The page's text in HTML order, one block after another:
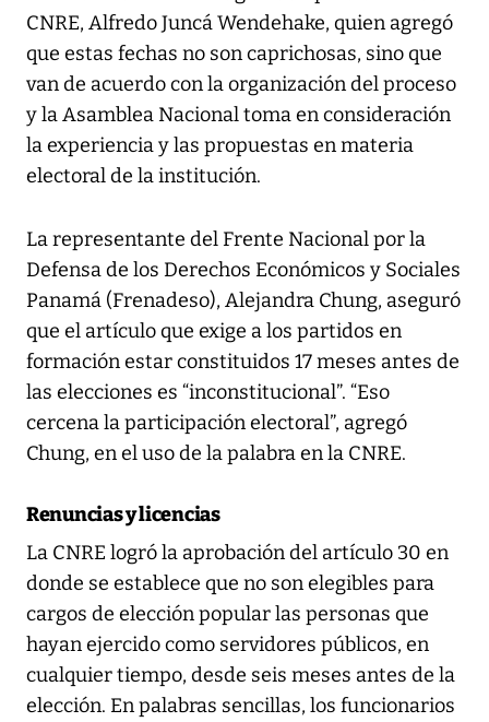
CNRE, Alfredo Juncá Wendehake, quien agregó
que estas fechas no son caprichosas, sino que
van de acuerdo con la organización del proceso
y la Asamblea Nacional toma en consideración
la experiencia y las propuestas en materia
electoral de la institución.
La representante del Frente Nacional por la
Defensa de los Derechos Económicos y Sociales
Panamá (Frenadeso), Alejandra Chung, aseguró
que el artículo que exige a los partidos en
formación estar constituidos 17 meses antes de
las elecciones es “inconstitucional”. “Eso
cercena la participación electoral”, agregó
Chung, en el uso de la palabra en la CNRE.
Renuncias y licencias
La CNRE logró la aprobación del artículo 30 en
donde se establece que no son elegibles para
cargos de elección popular las personas que
hayan ejercido como servidores públicos, en
cualquier tiempo, desde seis meses antes de la
elección. En palabras sencillas, los funcionarios